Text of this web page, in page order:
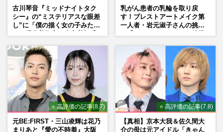
古川琴音『ミッドナイトタク
シー』の“ミステリアスな眼差
し”に「僕の描く女の子みた
乳がん患者の乳輪を取り戻
す！ブレストアートメイク第
一人者・岩元淑子さんの挑戦
⭐ 高評価の記事(8.7)
元BE:FIRST・三山凌輝は花乃
まりあと『愛の不時着』大阪
⭐ 高評価の記事(7.8)
【真相】京本大我＆佐久間大
介の母は元アイドル「きゃん